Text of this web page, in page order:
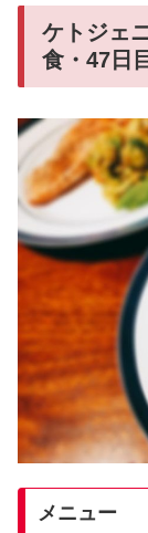
ケトジェ
食・47日目
メニュー